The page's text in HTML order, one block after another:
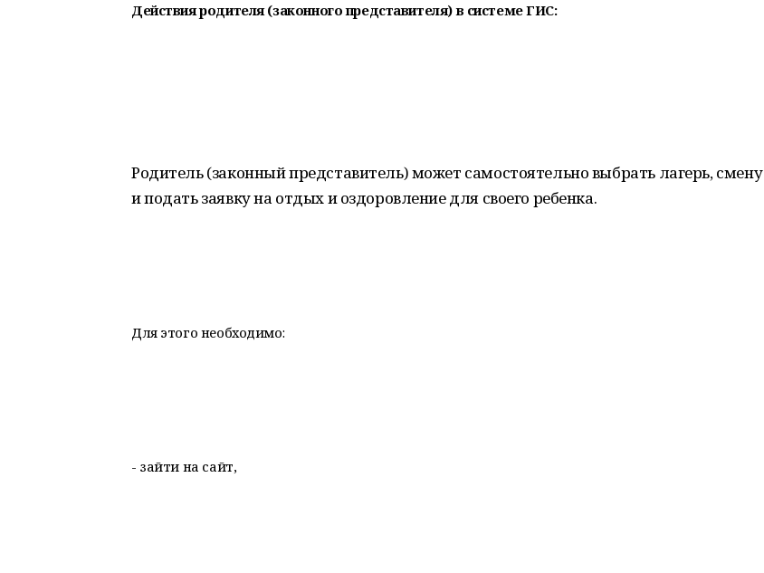
Действия родителя (законного представителя) в системе ГИС:
Родитель (законный представитель) может самостоятельно выбрать лагерь, смену
и подать заявку на отдых и оздоровление для своего ребенка.
Для этого необходимо:
- зайти на сайт,